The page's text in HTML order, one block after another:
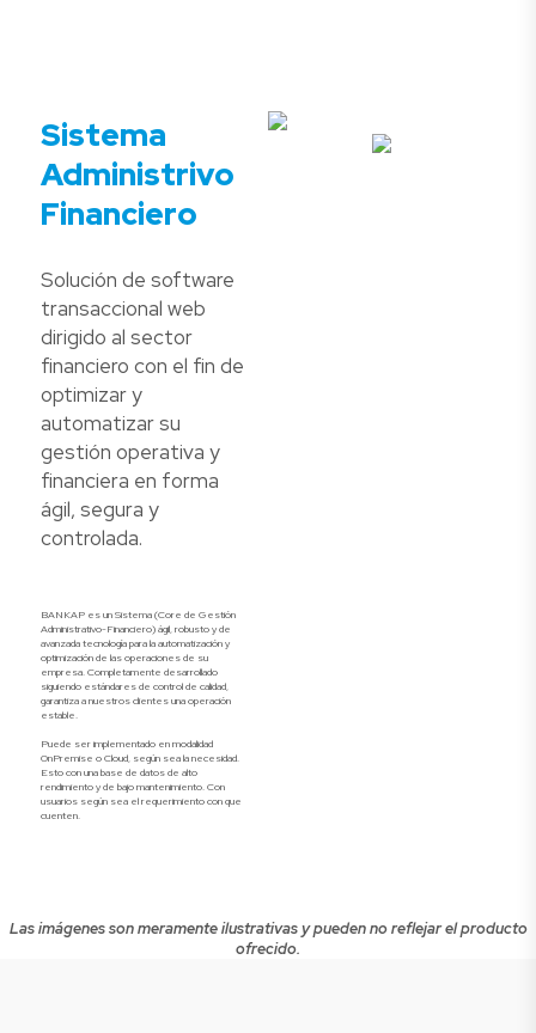
Sistema
Administrivo
Financiero
Solución de software
transaccional web
dirigido al sector
financiero con el fin de
optimizar y
automatizar su
gestión operativa y
financiera en forma
ágil, segura y
controlada.
BANKAP es un Sistema (Core de Gestión
Administrativo-Financiero) ágil, robusto y de
avanzada tecnología para la automatización y
optimización de las operaciones de su
empresa. Completamente desarrollado
siguiendo estándares de control de calidad,
garantiza a nuestros clientes una operación
estable.
Puede ser implementado en modalidad
OnPremise o Cloud, según sea la necesidad.
Esto con una base de datos de alto
rendimiento y de bajo mantenimiento. Con
usuarios según sea el requerimiento con que
cuenten.
Las imágenes son meramente ilustrativas y pueden no reflejar el producto
ofrecido.